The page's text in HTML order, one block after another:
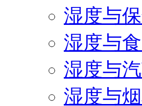
湿度与
湿度与
湿度与
湿度与